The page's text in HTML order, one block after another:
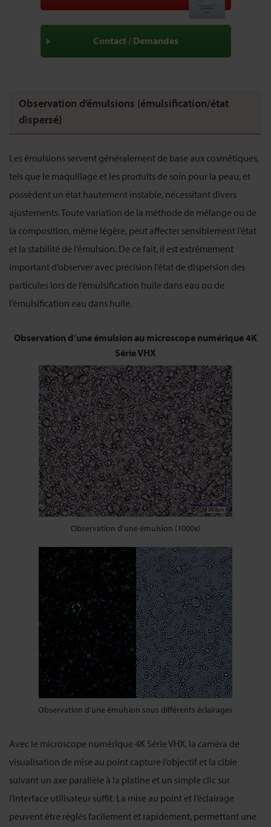
Contact / Demandes
Observation d’émulsions (émulsification/état
dispersé)
Les émulsions servent généralement de base aux cosmétiques,
tels que le maquillage et les produits de soin pour la peau, et
possèdent un état hautement instable, nécessitant divers
ajustements. Toute variation de la méthode de mélange ou de
la composition, même légère, peut affecter sensiblement l’état
et la stabilité de l’émulsion. De ce fait, il est extrêmement
important d’observer avec précision l’état de dispersion des
particules lors de l’émulsification huile dans eau ou de
l’émulsification eau dans huile.
Observation d’une émulsion au microscope numérique 4K
Série VHX
Observation d’une émulsion (1000x)
Observation d’une émulsion sous différents éclairages
Avec le microscope numérique 4K Série VHX, la caméra de
visualisation de mise au point capture l’objectif et la cible
suivant un axe parallèle à la platine et un simple clic sur
l’interface utilisateur suffit. La mise au point et l’éclairage
peuvent être réglés facilement et rapidement, permettant une